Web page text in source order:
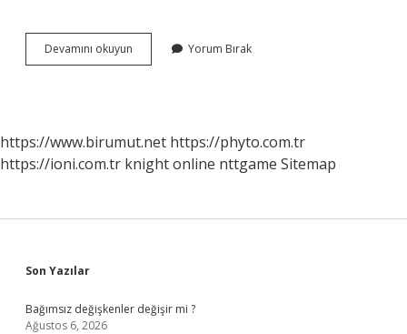
Devamını okuyun
Lastik
Yorum Bırak
https://www.birumut.net https://phyto.com.tr
https://ioni.com.tr knight online nttgame Sitemap
Sidebar
Son Yazılar
Bağımsız değişkenler değişir mi ?
Ağustos 6, 2026